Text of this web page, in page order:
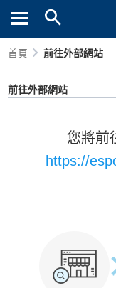
首頁 前往外部網站
前往外部網站
您將前
https://